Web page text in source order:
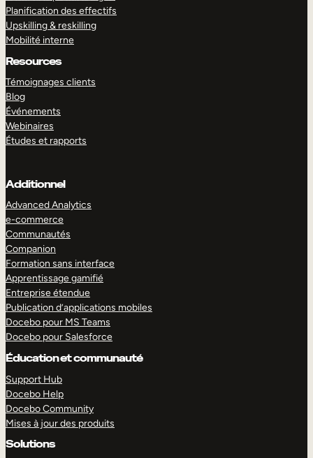
Planification des effectifs
Upskilling & reskilling
Mobilité interne
Resources
Témoignages clients
Blog
Événements
Webinaires
Études et rapports
Additionnel
Advanced Analytics
e-commerce
Communautés
Companion
Formation sans interface
Apprentissage gamifié
Entreprise étendue
Publication d’applications mobiles
Docebo pour MS Teams
Docebo pour Salesforce
Éducation et communauté
Support Hub
Docebo Help
Docebo Community
Mises à jour des produits
Solutions